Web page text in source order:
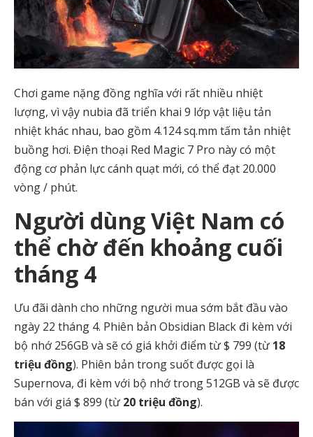
Chơi game nặng đồng nghĩa với rất nhiều nhiệt
lượng, vì vậy nubia đã triển khai 9 lớp vật liệu tản
nhiệt khác nhau, bao gồm 4.124 sq.mm tấm tản nhiệt
buồng hơi. Điện thoại Red Magic 7 Pro này có một
động cơ phản lực cánh quạt mới, có thể đạt 20.000
vòng / phút.
Người dùng Việt Nam có
thể chờ đến khoảng cuối
tháng 4
Ưu đãi dành cho những người mua sớm bắt đầu vào
ngày 22 tháng 4. Phiên bản Obsidian Black đi kèm với
bộ nhớ 256GB và sẽ có giá khởi điểm từ $ 799 (từ 18
triệu đồng). Phiên bản trong suốt được gọi là
Supernova, đi kèm với bộ nhớ trong 512GB và sẽ được
bán với giá $ 899 (từ 20 triệu đồng).